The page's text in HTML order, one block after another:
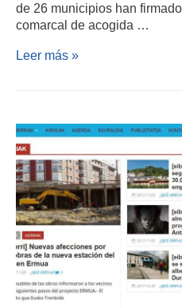
de 26 municipios han
comarcal de acogida …
Leer más »